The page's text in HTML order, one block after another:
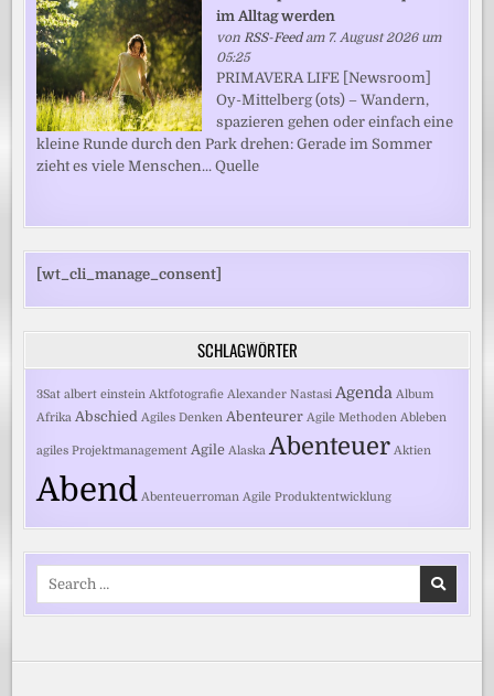
im Alltag werden
vonRSS-Feedam 7. August 2026 um
05:25
PRIMAVERA LIFE [Newsroom]
Oy-Mittelberg (ots) – Wandern,
spazieren gehen oder einfach eine
kleine Runde durch den Park drehen: Gerade im Sommer
zieht es viele Menschen... Quelle
[wt_cli_manage_consent]
SCHLAGWÖRTER
3Sat albert einstein Aktfotografie Alexander Nastasi Agenda Album
Afrika Abschied Agiles Denken Abenteurer Agile Methoden Ableben
agiles Projektmanagement Agile Alaska Abenteuer Aktien
Abend Abenteuerroman Agile Produktentwicklung
Search